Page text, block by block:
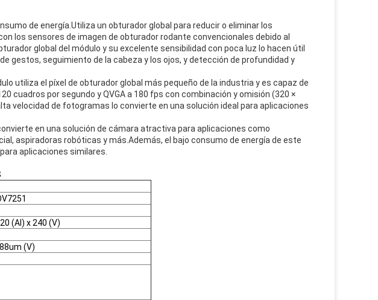
de energía.Utiliza un obturador global para reducir o eliminar los
los sensores de imagen de obturador rodante convencionales debido al
global del módulo y su excelente sensibilidad con poca luz lo hacen útil
gestos, seguimiento de la cabeza y los ojos, y detección de profundidad y
utiliza el píxel de obturador global más pequeño de la industria y es capaz de
cuadros por segundo y QVGA a 180 fps con combinación y omisión (320 ×
velocidad de fotogramas lo convierte en una solución ideal para aplicaciones
en una solución de cámara atractiva para aplicaciones como
aspiradoras robóticas y más.Además, el bajo consumo de energía de este
aplicaciones similares.
(Al) x 240 (V)
(V)